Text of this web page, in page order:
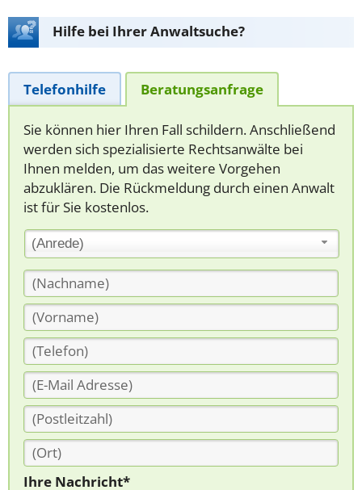
Hilfe bei Ihrer Anwaltsuche?
Telefonhilfe Beratungsanfrage
Sie können hier Ihren Fall schildern. Anschließend
werden sich spezialisierte Rechtsanwälte bei
Ihnen melden, um das weitere Vorgehen
abzuklären. Die Rückmeldung durch einen Anwalt
ist für Sie kostenlos.
(Anrede)
Ihre Nachricht*